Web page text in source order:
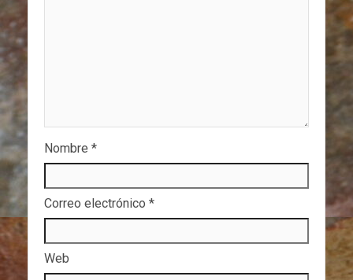
Nombre *
Correo electrónico *
Web